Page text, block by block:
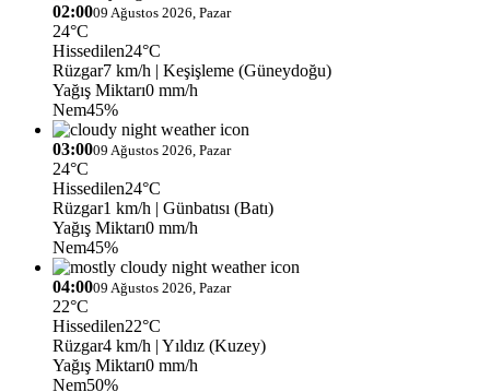
02:0009 Ağustos 2026, Pazar
24°C
Hissedilen24°C
Rüzgar7 km/h | Keşişleme (Güneydoğu)
Yağış Miktarı0 mm/h
Nem45%
03:0009 Ağustos 2026, Pazar
24°C
Hissedilen24°C
Rüzgar1 km/h | Günbatısı (Batı)
Yağış Miktarı0 mm/h
Nem45%
04:0009 Ağustos 2026, Pazar
22°C
Hissedilen22°C
Rüzgar4 km/h | Yıldız (Kuzey)
Yağış Miktarı0 mm/h
Nem50%